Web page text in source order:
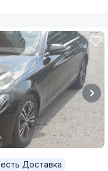
есть Доставка